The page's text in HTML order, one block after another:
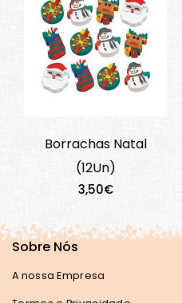
Borrachas Natal
(12Un)
3,50€
Sobre Nós
A nossa Empresa